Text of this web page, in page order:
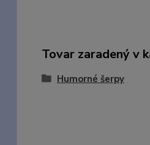
Tovar zaradený v
Humorné šerpy